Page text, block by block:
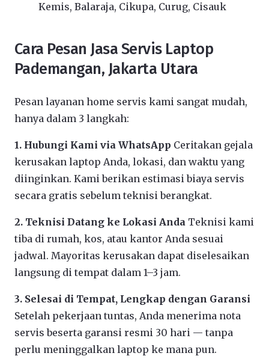
Kemis, Balaraja, Cikupa, Curug, Cisauk
Cara Pesan Jasa Servis Laptop
Pademangan, Jakarta Utara
Pesan layanan home servis kami sangat mudah,
hanya dalam 3 langkah:
1. Hubungi Kami via WhatsApp Ceritakan gejala
kerusakan laptop Anda, lokasi, dan waktu yang
diinginkan. Kami berikan estimasi biaya servis
secara gratis sebelum teknisi berangkat.
2. Teknisi Datang ke Lokasi Anda Teknisi kami
tiba di rumah, kos, atau kantor Anda sesuai
jadwal. Mayoritas kerusakan dapat diselesaikan
langsung di tempat dalam 1–3 jam.
3. Selesai di Tempat, Lengkap dengan Garansi
Setelah pekerjaan tuntas, Anda menerima nota
servis beserta garansi resmi 30 hari — tanpa
perlu meninggalkan laptop ke mana pun.